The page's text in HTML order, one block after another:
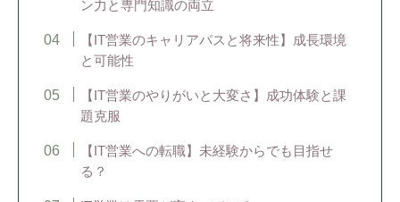
ン力と専門知識の両立
【IT営業のキャリアパスと将来性】成長環境
と可能性
【IT営業のやりがいと大変さ】成功体験と課
題克服
【IT営業への転職】未経験からでも目指せ
る？